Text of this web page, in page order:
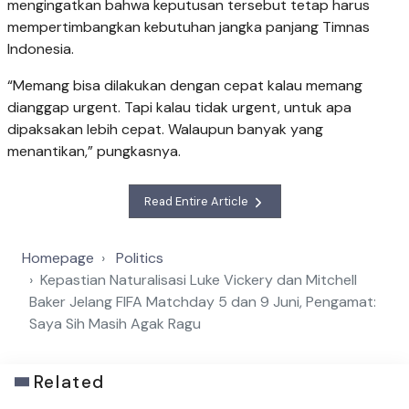
mengingatkan bahwa keputusan tersebut tetap harus
mempertimbangkan kebutuhan jangka panjang Timnas
Indonesia.
“Memang bisa dilakukan dengan cepat kalau memang
dianggap urgent. Tapi kalau tidak urgent, untuk apa
dipaksakan lebih cepat. Walaupun banyak yang
menantikan,” pungkasnya.
Read Entire Article
Homepage
Politics
Kepastian Naturalisasi Luke Vickery dan Mitchell
Baker Jelang FIFA Matchday 5 dan 9 Juni, Pengamat:
Saya Sih Masih Agak Ragu
Related